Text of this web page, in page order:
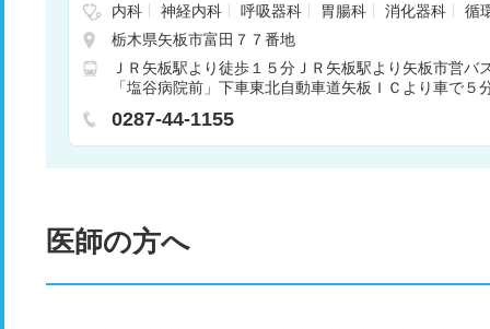
内科 神経内科 呼吸器科 胃腸科 消化器科
循
小児科
外科 整形外科
眼科
耳鼻咽喉科 リハビリテーション
管外科
救急科 形成外科 臨床検査・病理診断
科
腎臓内科・外科
栃木県矢板市富田７７番地
ＪＲ矢板駅より徒歩１５分ＪＲ矢板駅より矢板市営バ
「塩谷病院前」下車東北自動車道矢板ＩＣより車で５
0287-44-1155
医師の方へ